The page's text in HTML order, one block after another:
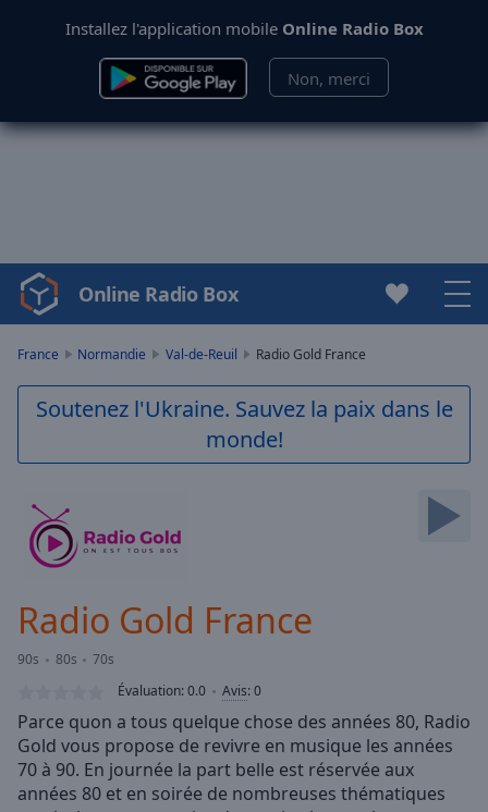
Installez l'application mobile Online Radio Box
Non, merci
Video
Player
Play
Video
Skip
Skip
Forward
Mute
Current
Loaded:
Stream
TypeLIVE
Seek to
currently
Online Radio Box
France Normandie Val-de-Reuil Radio Gold France
Soutenez l'Ukraine. Sauvez la paix dans le
monde!
Radio Gold France
90s 80s
70s
Évaluation:0.0 Avis:0
Parce quon a tous quelque chose des années 80, Radio
Gold vous propose de revivre en musique les années
70 à 90. En journée la part belle est réservée aux
années 80 et en soirée de nombreuses thématiques